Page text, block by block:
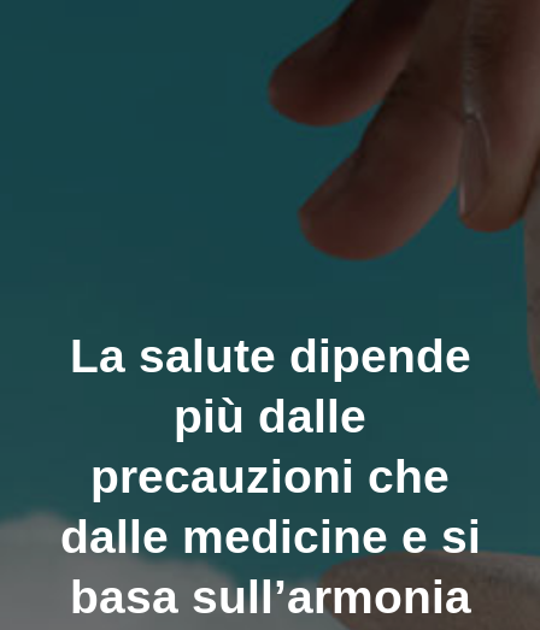
La salute dipende
più dalle
precauzioni che
dalle medicine e si
basa sull’armonia